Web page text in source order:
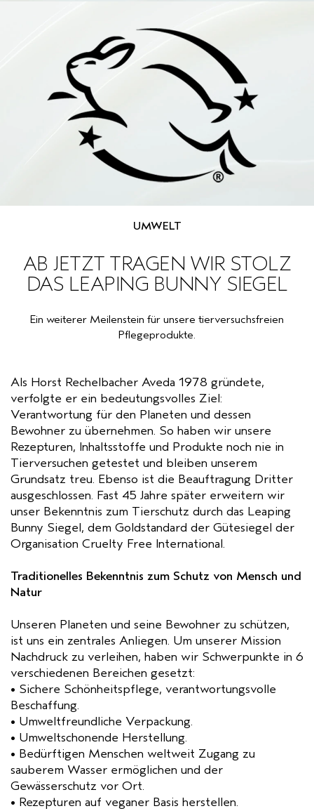
EMPFINDLICHE KOPFHAUT
ALLE KOLLEKTIONEN
UMWELT
AB JETZT TRAGEN WIR STOLZ
DAS LEAPING BUNNY SIEGEL
Ein weiterer Meilenstein für unsere tierversuchsfreien
Pflegeprodukte.
Als Horst Rechelbacher Aveda 1978 gründete,
verfolgte er ein bedeutungsvolles Ziel:
Verantwortung für den Planeten und dessen
Bewohner zu übernehmen. So haben wir unsere
Rezepturen, Inhaltsstoffe und Produkte noch nie in
Tierversuchen getestet und bleiben unserem
Grundsatz treu. Ebenso ist die Beauftragung Dritter
ausgeschlossen. Fast 45 Jahre später erweitern wir
unser Bekenntnis zum Tierschutz durch das Leaping
Bunny Siegel, dem Goldstandard der Gütesiegel der
Organisation Cruelty Free International.
Traditionelles Bekenntnis zum Schutz von Mensch und
Natur
Unseren Planeten und seine Bewohner zu schützen,
ist uns ein zentrales Anliegen. Um unserer Mission
Nachdruck zu verleihen, haben wir Schwerpunkte in 6
verschiedenen Bereichen gesetzt:
• Sichere Schönheitspflege, verantwortungsvolle
Beschaffung.
• Umweltfreundliche Verpackung.
• Umweltschonende Herstellung.
• Bedürftigen Menschen weltweit Zugang zu
sauberem Wasser ermöglichen und der
Gewässerschutz vor Ort.
• Rezepturen auf veganer Basis herstellen.